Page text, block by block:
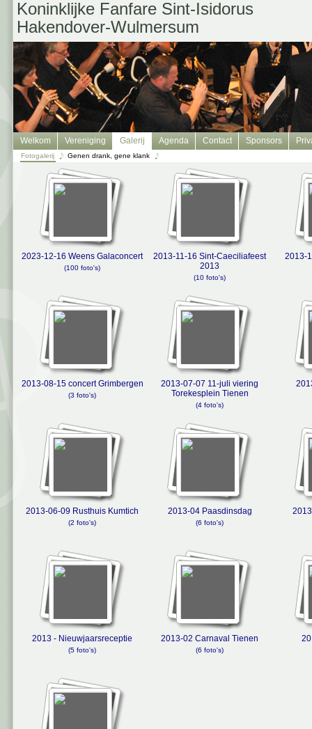
Koninklijke Fanfare Sint-Isidorus
Hakendover-Wulmersum
Welkom Vereniging Galerij Agenda Contact Sponsors
Fotogalerij Genen drank, gene klank
2023-12-16 Weens Galaconcert
(100 foto's)
2013-11-16 Sint-Caeciliafeest
2013
(10 foto's)
2013-
2013-08-15 concert Grimbergen
(3 foto's)
2013-07-07 11-juli viering
Torekesplein Tienen
(4 foto's)
2013-06-09 Rusthuis Kumtich
(2 foto's)
2013-04 Paasdinsdag
(6 foto's)
2013 - Nieuwjaarsreceptie
(5 foto's)
2013-02 Carnaval Tienen
(6 foto's)